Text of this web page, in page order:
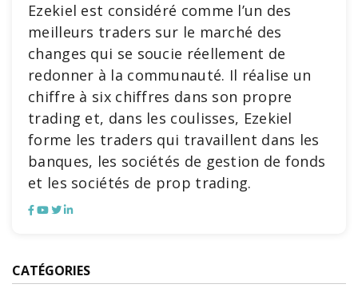
Ezekiel est considéré comme l’un des
meilleurs traders sur le marché des
changes qui se soucie réellement de
redonner à la communauté. Il réalise un
chiffre à six chiffres dans son propre
trading et, dans les coulisses, Ezekiel
forme les traders qui travaillent dans les
banques, les sociétés de gestion de fonds
et les sociétés de prop trading.
CATÉGORIES